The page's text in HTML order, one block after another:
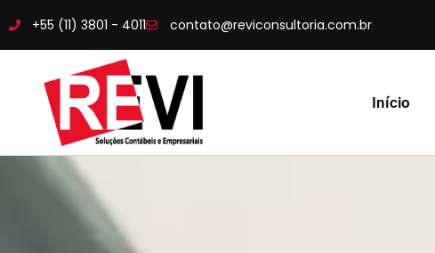
+55 (11) 3801 - 4011 contato@reviconsultoria.com.br
Início